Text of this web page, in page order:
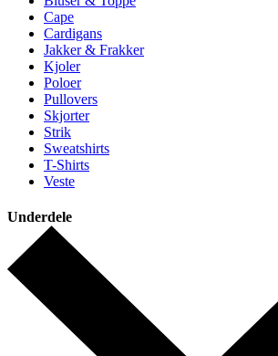
Cape
Cardigans
Jakker & Frakker
Kjoler
Poloer
Pullovers
Skjorter
Strik
Sweatshirts
T-Shirts
Veste
Underdele